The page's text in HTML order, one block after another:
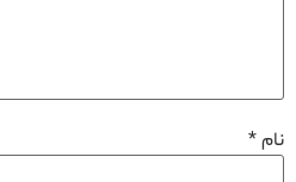
نام*